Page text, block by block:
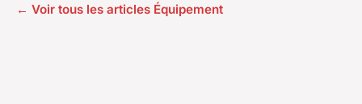
← Voir tous les articles Équipement